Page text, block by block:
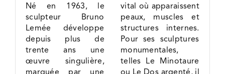
Né en 1963, le
sculpteur Bruno
Lemée développe
depuis plus de
trente ans une
œuvre singulière,
marquée par une
vital où apparaissent
peaux, muscles et
structures internes.
Pour ses sculptures
monumentales,
telles Le Minotaure
ou Le Dos argenté, il